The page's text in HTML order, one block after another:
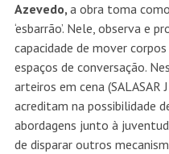
Azevedo, a obra toma
‘esbarrão’. Nele, observa e
capacidade de mover
espaços de conversação.
arteiros em cena (SALASAR
acreditam na possibilidade
abordagens junto à
de disparar outros